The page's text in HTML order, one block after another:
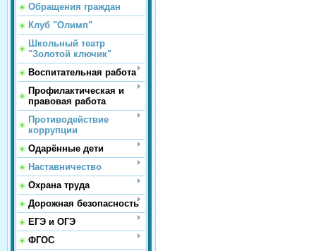
Обращения граждан
Клуб "Олимп"
Школьный театр
"Золотой ключик"
Воспитательная работа
Профилактическая и
правовая работа
Противодействие
коррупции
Одарённые дети
Наставничество
Охрана труда
Дорожная безопасность
ЕГЭ и ОГЭ
ФГОС